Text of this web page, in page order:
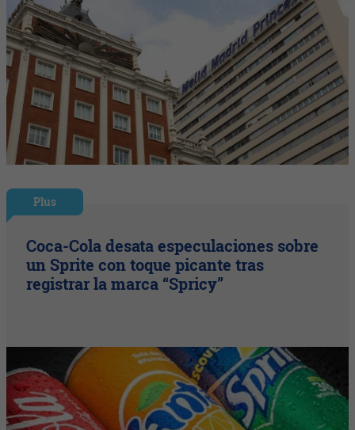
Plus
Coca-Cola desata especulaciones sobre
un Sprite con toque picante tras
registrar la marca “Spricy”